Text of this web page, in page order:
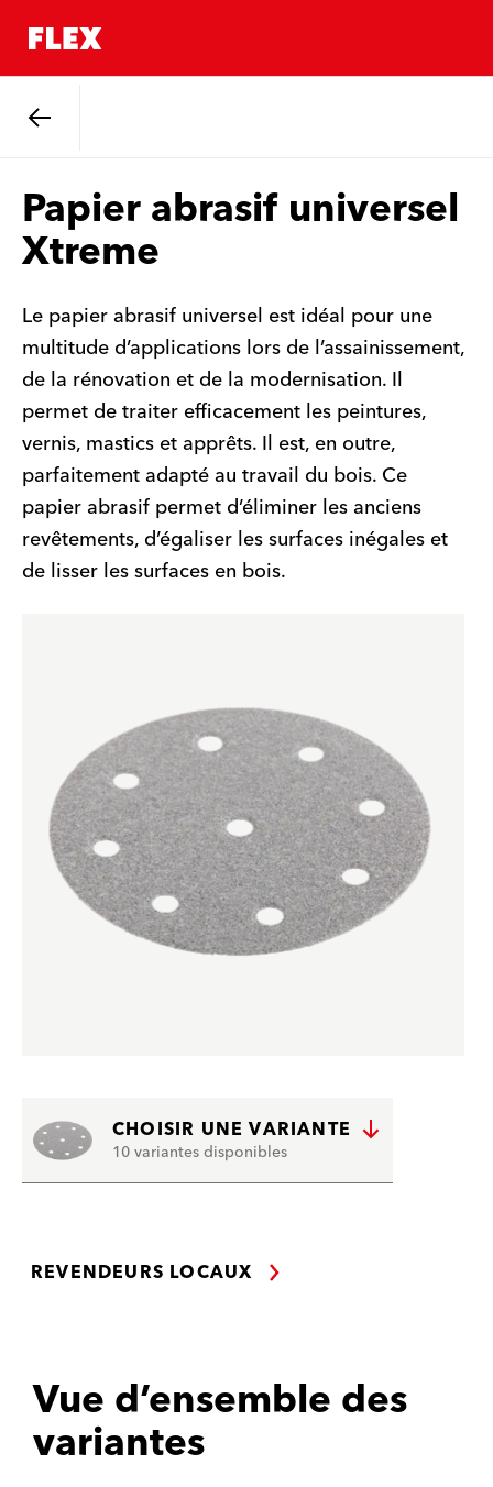
Papier abrasif universel
Xtreme
Le papier abrasif universel est idéal pour une
multitude d’applications lors de l’assainissement,
de la rénovation et de la modernisation. Il
permet de traiter efficacement les peintures,
vernis, mastics et apprêts. Il est, en outre,
parfaitement adapté au travail du bois. Ce
papier abrasif permet d’éliminer les anciens
revêtements, d’égaliser les surfaces inégales et
de lisser les surfaces en bois.
CHOISIR UNE VARIANTE
10 variantes disponibles
REVENDEURS LOCAUX
Vue d’ensemble des
variantes